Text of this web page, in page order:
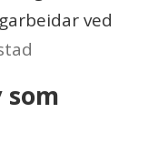
ved
som